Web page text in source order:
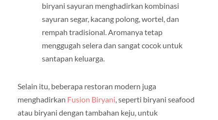
biryani sayuran menghadirkan kombinasi
sayuran segar, kacang polong, wortel, dan
rempah tradisional. Aromanya tetap
menggugah selera dan sangat cocok untuk
santapan keluarga.
Selain itu, beberapa restoran modern juga
menghadirkan Fusion Biryani , seperti biryani seafood
atau biryani dengan tambahan keju, untuk